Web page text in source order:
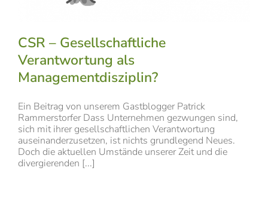
CSR – Gesellschaftliche
Verantwortung als
Managementdisziplin?
Ein Beitrag von unserem Gastblogger Patrick
Rammerstorfer Dass Unternehmen gezwungen sind,
sich mit ihrer gesellschaftlichen Verantwortung
auseinanderzusetzen, ist nichts grundlegend Neues.
Doch die aktuellen Umstände unserer Zeit und die
divergierenden [...]